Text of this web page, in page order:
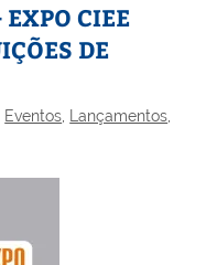
CIEE
DE
Eventos Lançamentos